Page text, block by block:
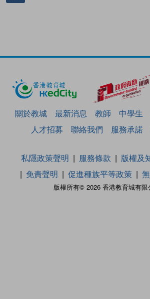
關於教城 最新消息 教師 中學生
人才招募
聯絡我們 服務承諾
版權所有© 2026 香港教育城有限
私隱政策聲明 服務條款
版權及
免責聲明
促進種族平等政策